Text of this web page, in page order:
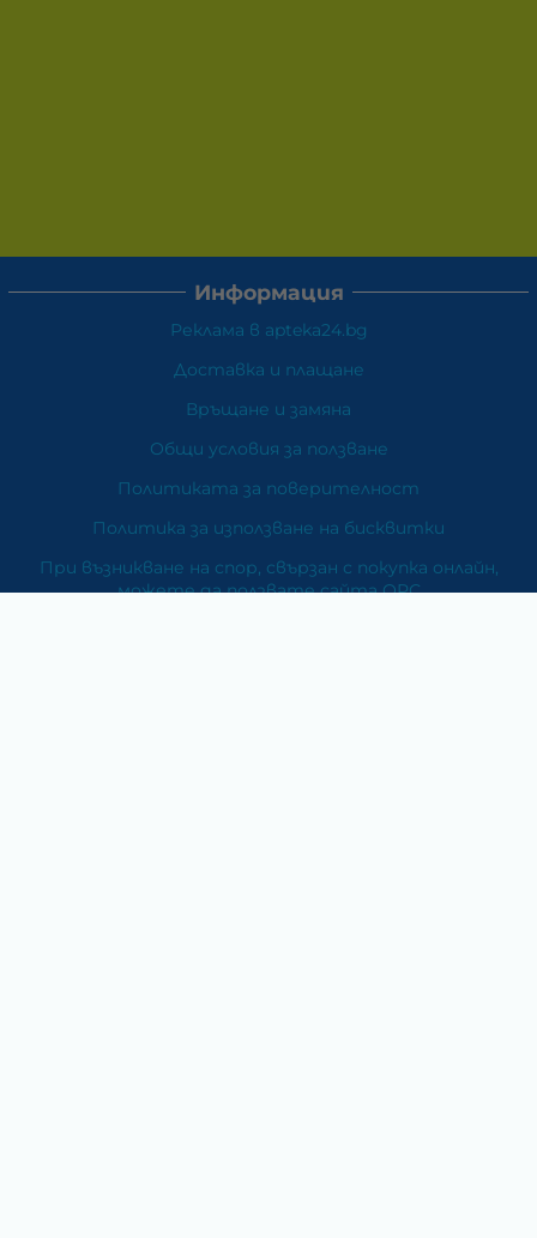
Информация
Реклама в apteka24.bg
Доставка и плащане
Връщане и замяна
Общи условия за ползване
Политиката за поверителност
Политика за използване на бисквитки
При възникване на спор, свързан с покупка онлайн,
можете да ползвате сайта ОРС